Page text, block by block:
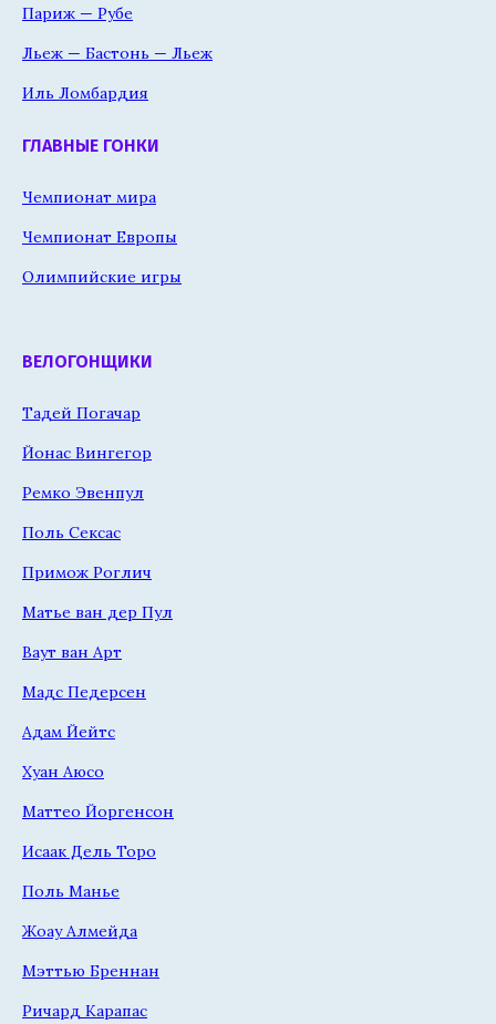
Париж — Рубе
Льеж — Бастонь — Льеж
Иль Ломбардия
ГЛАВНЫЕ ГОНКИ
Чемпионат мира
Чемпионат Европы
Олимпийские игры
ВЕЛОГОНЩИКИ
Тадей Погачар
Йонас Вингегор
Ремко Эвенпул
Поль Сексас
Примож Роглич
Матье ван дер Пул
Ваут ван Арт
Мадс Педерсен
Адам Йейтс
Хуан Аюсо
Маттео Йоргенсон
Исаак Дель Торо
Поль Манье
Жоау Алмейда
Мэттью Бреннан
Ричард Карапас